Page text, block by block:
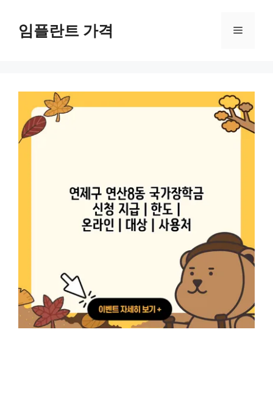
임플란트 가격 메